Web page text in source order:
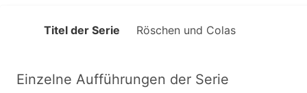
Titel der Serie Röschen und Colas
Einzelne Aufführungen der Serie